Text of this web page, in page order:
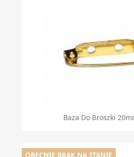
Baza Do Broszki
OBECNIE BRAK NA STANIE